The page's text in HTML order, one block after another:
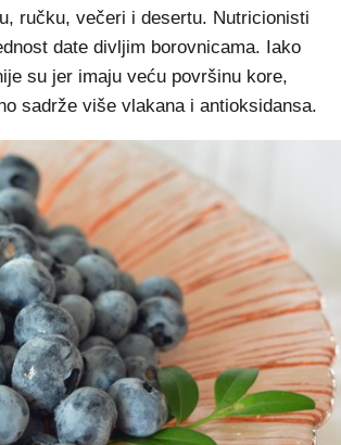
ručku, večeri i desertu. Nutricionisti
date divljim borovnicama. Iako
su jer imaju veću površinu kore,
sadrže više vlakana i antioksidansa.